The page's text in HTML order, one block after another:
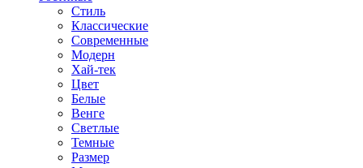
Стиль
Классические
Современные
Модерн
Хай-тек
Цвет
Белые
Венге
Светлые
Темные
Размер